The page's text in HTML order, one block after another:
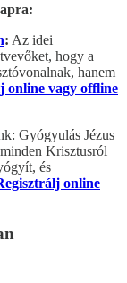
: Az idei
hogy a
hanem
online vagy offline
Gyógyulás Jézus
Krisztusról
és
online